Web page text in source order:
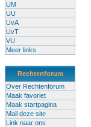
UM
UU
UvA
UvT
VU
Meer links
Rechtenforum
Over Rechtenforum
Maak favoriet
Maak startpagina
Mail deze site
Link naar ons